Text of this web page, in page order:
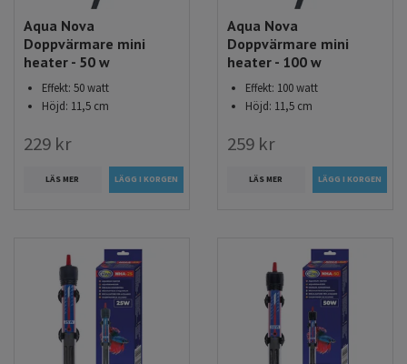
som till exempel kallare rumstemperatur eller högre en
önskad vattentemperatur.
Doppvärmare, eller akvarievärmare, finns i olika utföranden
Här är tre typer av doppvärmare, alla med sina unika fördelar:
Termostatstyrda doppvärmare i glas:
Vanligast
Modeller i rostfritt stål: Extra tåliga och långlivade.
Digitala värmare med plastskal
Modern design med
exakt temperaturkontroll.
Aqua Nova
Doppvärmare mini
heater - 50 w
Effekt: 50 watt
Höjd: 11,5 cm
229 kr
LÄS MER
Aqua Nova
Doppvärmare mini
heater - 100 w
Effekt: 100 watt
Höjd: 11,5 cm
259 kr
LÄS MER